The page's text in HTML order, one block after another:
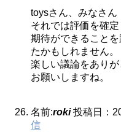
toysさん、みなさん
それでは評価を確
期待ができること
たかもしれません。
楽しい議論をあり
お願いしますね。
名前:roki 投稿日：
信